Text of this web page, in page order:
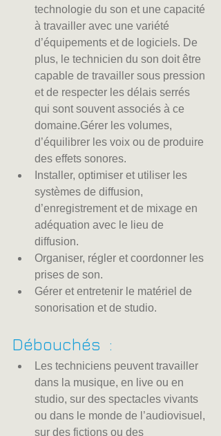
technologie du son et une capacité
à travailler avec une variété
d’équipements et de logiciels. De
plus, le technicien du son doit être
capable de travailler sous pression
et de respecter les délais serrés
qui sont souvent associés à ce
domaine.Gérer les volumes,
d’équilibrer les voix ou de produire
des effets sonores.
Installer, optimiser et utiliser les
systèmes de diffusion,
d’enregistrement et de mixage en
adéquation avec le lieu de
diffusion.
Organiser, régler et coordonner les
prises de son.
Gérer et entretenir le matériel de
sonorisation et de studio.
Débouchés  :
Les techniciens peuvent travailler
dans la musique, en live ou en
studio, sur des spectacles vivants
ou dans le monde de l’audiovisuel,
sur des fictions ou des